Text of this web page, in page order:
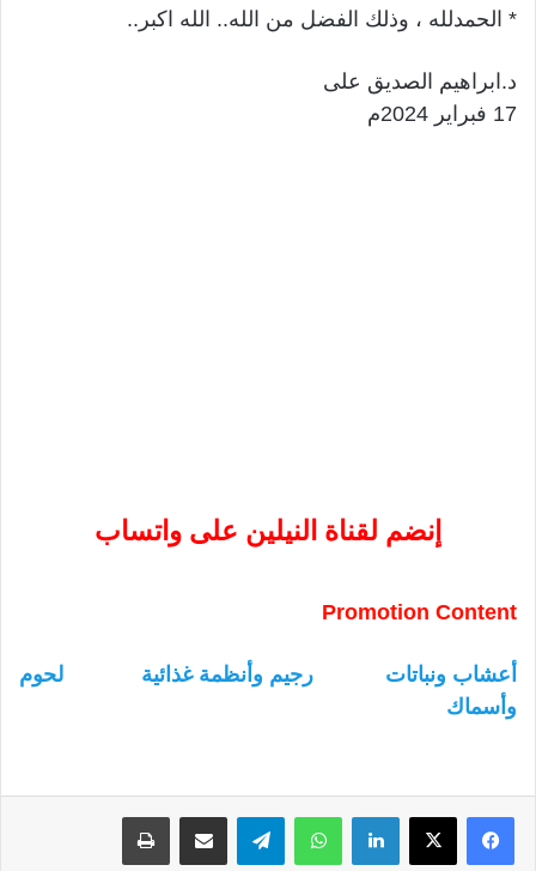
* الحمدلله ، وذلك الفضل من الله.. الله اكبر..
د.ابراهيم الصديق على
17 فبراير 2024م
إنضم لقناة النيلين على واتساب
Promotion Content
أعشاب ونباتات رجيم وأنظمة غذائية
لحوم
وأسماك
لينكدإن واتساب